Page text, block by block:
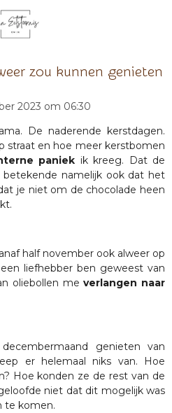
zou kunnen genieten
2023 om 06:30
De naderende kerstdagen.
straat en hoe meer kerstbomen
paniek ik kreeg. Dat de
betekende namelijk ook dat het
je niet om de chocolade heen
half november ook alweer op
liefhebber ben geweest van
oliebollen meverlangen naar
genieten van
er helemaal niks van. Hoe
Hoe konden ze de rest van de
niet dat dit mogelijk was
te komen.